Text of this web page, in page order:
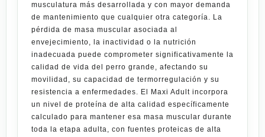
musculatura más desarrollada y con mayor demanda
de mantenimiento que cualquier otra categoría. La
pérdida de masa muscular asociada al
envejecimiento, la inactividad o la nutrición
inadecuada puede comprometer significativamente la
calidad de vida del perro grande, afectando su
movilidad, su capacidad de termorregulación y su
resistencia a enfermedades. El Maxi Adult incorpora
un nivel de proteína de alta calidad específicamente
calculado para mantener esa masa muscular durante
toda la etapa adulta, con fuentes proteicas de alta